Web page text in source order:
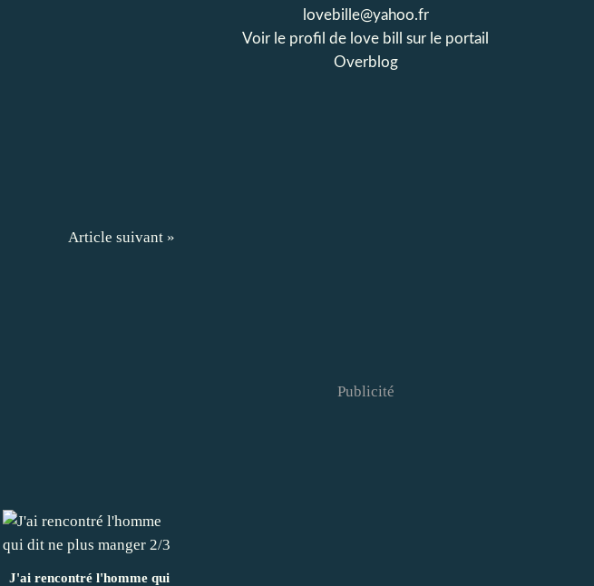
Article suivant »
J'ai rencontré l'homme qui
lovebille@yahoo.fr
Voir le profil de love bill
sur le portail
Overblog
Publicité